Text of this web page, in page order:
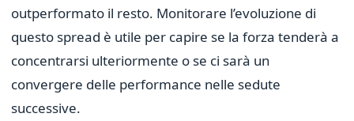
outperformato il resto. Monitorare l’evoluzione di
questo spread è utile per capire se la forza tenderà a
concentrarsi ulteriormente o se ci sarà un
convergere delle performance nelle sedute
successive.